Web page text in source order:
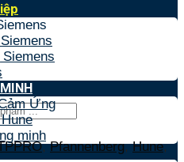
,Pfannenberg,Hune,
Ứng
minh